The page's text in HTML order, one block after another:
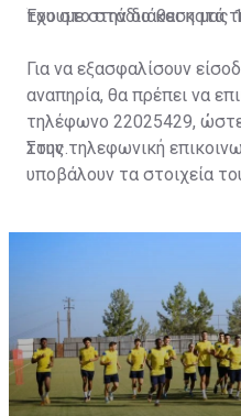
του στο στάδιο και κατά
Έχουμε στην διάθεση μας
Για να εξασφαλίσουν
αναπηρία, θα πρέπει να
τηλέφωνο 22025429,
τους.
Στην τηλεφωνική
υποβάλουν τα στοιχεία